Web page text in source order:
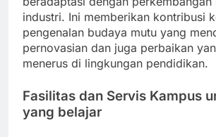
industri. Ini memberikan kontribusi
pengenalan budaya mutu yang
pernovasian dan juga perbaikan
menerus di lingkungan pendidikan.
Fasilitas dan Servis Kampus
yang belajar